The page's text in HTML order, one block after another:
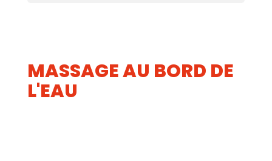
MASSAGE AU BORD DE
L'EAU